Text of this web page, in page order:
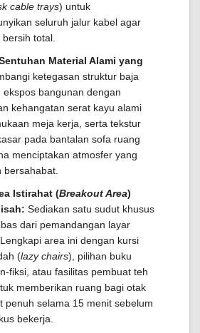
cable trays) untuk
seluruh jalur kabel agar
total.
Material Alami yang
ketegasan struktur baja
ekspos bangunan dengan
kehangatan serat kayu alami
meja kerja, serta tekstur
pada bantalan sofa ruang
menciptakan atmosfer yang
bersahabat.
Istirahat (Breakout Area)
Sediakan satu sudut khusus
dari pemandangan layar
area ini dengan kursi
(lazy chairs), pilihan buku
fiksi, atau fasilitas pembuat teh
memberikan ruang bagi otak
penuh selama 15 menit sebelum
bekerja.